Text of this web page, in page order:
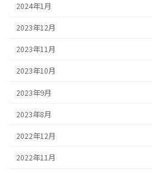
2024年1月
2023年12月
2023年11月
2023年10月
2023年9月
2023年8月
2022年12月
2022年11月